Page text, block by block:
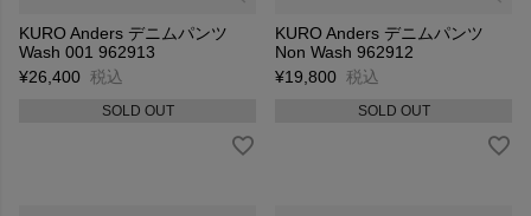
KURO Anders デニムパンツ
Wash 001 962913
¥26,400 税込
SOLD OUT
KURO Anders デニムパンツ
Non Wash 962912
¥19,800 税込
SOLD OUT